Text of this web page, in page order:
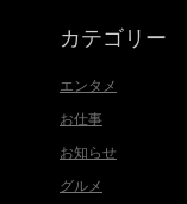
カテゴリー
エンタメ
お仕事
お知らせ
グルメ